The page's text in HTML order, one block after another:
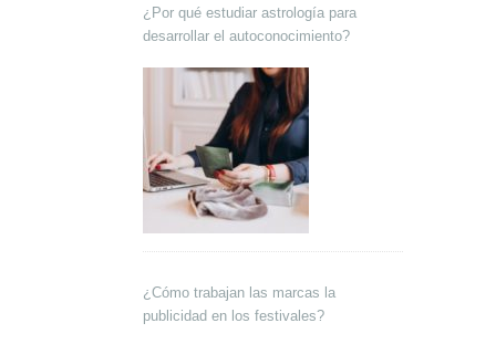
¿Por qué estudiar astrología para
desarrollar el autoconocimiento?
¿Cómo trabajan las marcas la
publicidad en los festivales?